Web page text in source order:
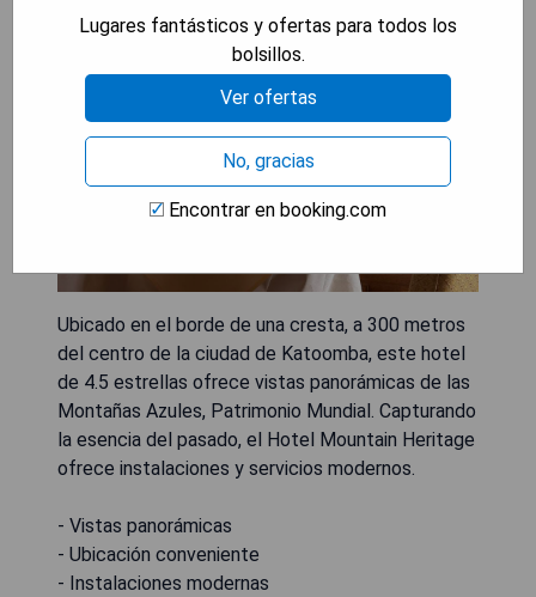
Ubicado en el borde de una cresta, a 300 metros
del centro de la ciudad de Katoomba, este hotel
de 4.5 estrellas ofrece vistas panorámicas de las
Montañas Azules, Patrimonio Mundial. Capturando
la esencia del pasado, el Hotel Mountain Heritage
ofrece instalaciones y servicios modernos.
- Vistas panorámicas
- Ubicación conveniente
- Instalaciones modernas
Lugares fantásticos y ofertas para todos los
bolsillos.
Ver ofertas
No, gracias
Encontrar en booking.com